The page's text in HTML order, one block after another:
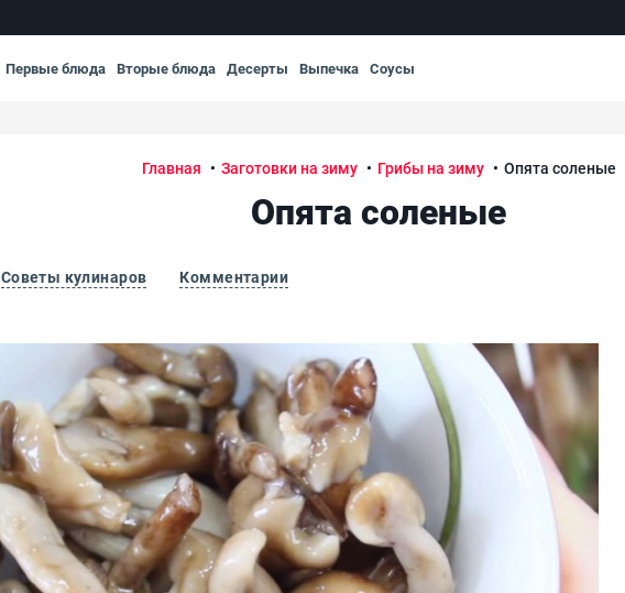
Первые блюда Вторые блюда Десерты Выпечка Соусы
Главная Заготовки на зиму Грибы на зиму Опята соленые
Опята соленые
Советы кулинаров Комментарии